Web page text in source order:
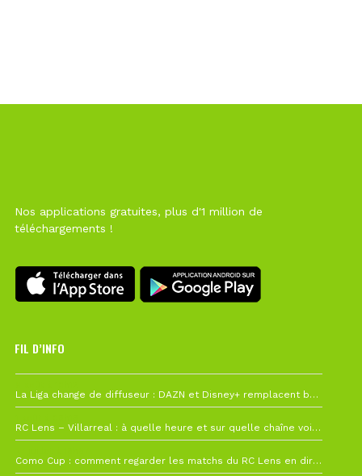
Nos applications gratuites, plus d'1 million de
téléchargements !
FIL D’INFO
La Liga change de diffuseur : DAZN et Disney+ remplacent beIN Sports !
RC Lens – Villarreal : à quelle heure et sur quelle chaîne voir la finale de la Como Cup ?
Como Cup : comment regarder les matchs du RC Lens en direct ?